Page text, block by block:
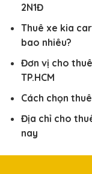
2N1Đ
Thuê xe kia
bao nhiêu?
Đơn vị cho
TP.HCM
Cách chọn
Địa chỉ cho
nay